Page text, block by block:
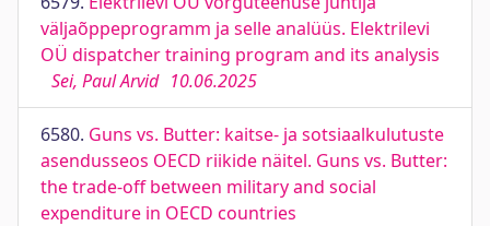
väljaõppeprogramm ja selle analüüs. Elektrilevi
OÜ dispatcher training program and its analysis
Sei, Paul Arvid 10.06.2025
6580. Guns vs. Butter: kaitse- ja sotsiaalkulutuste
asendusseos OECD riikide näitel. Guns vs. Butter:
the trade-off between military and social
expenditure in OECD countries